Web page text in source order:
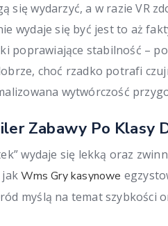
się wydarzyć, a w razie VR
wydaje się być jest to aż
poprawiające stabilność –
choć rzadko potrafi
wytwórczość
Zabawy Po Klasy
wydaje się lekką oraz
jakWms Gry kasynowe
myślą na temat szybkości